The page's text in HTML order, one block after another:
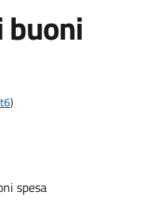
buoni
)
spesa